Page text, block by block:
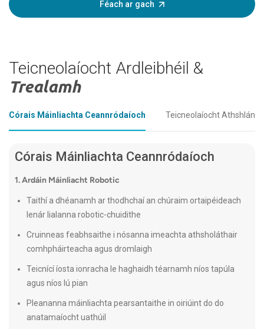
Féach ar gach
Teicneolaíocht Ardleibhéil &
Trealamh
Córais Máinliachta Ceannródaíoch Teicneolaíocht
Córais Máinliachta Ceannródaíoch
1. Ardáin Máinliacht Robotic
Taithí a dhéanamh ar thodhchaí an chúraim ortaipéideach
lenár lialanna robotic-chuidithe
Cruinneas feabhsaithe i nósanna imeachta athsholáthair
comhpháirteacha agus dromlaigh
Teicnící íosta ionracha le haghaidh téarnamh níos tapúla
agus níos lú pian
Pleananna máinliachta pearsantaithe in oiriúint do do
anatamaíocht uathúil